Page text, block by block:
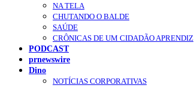
NA TELA
CHUTANDO O BALDE
SAÚDE
CRÔNICAS DE UM CIDADÃO APRENDIZ
PODCAST
prnewswire
Dino
NOTÍCIAS CORPORATIVAS